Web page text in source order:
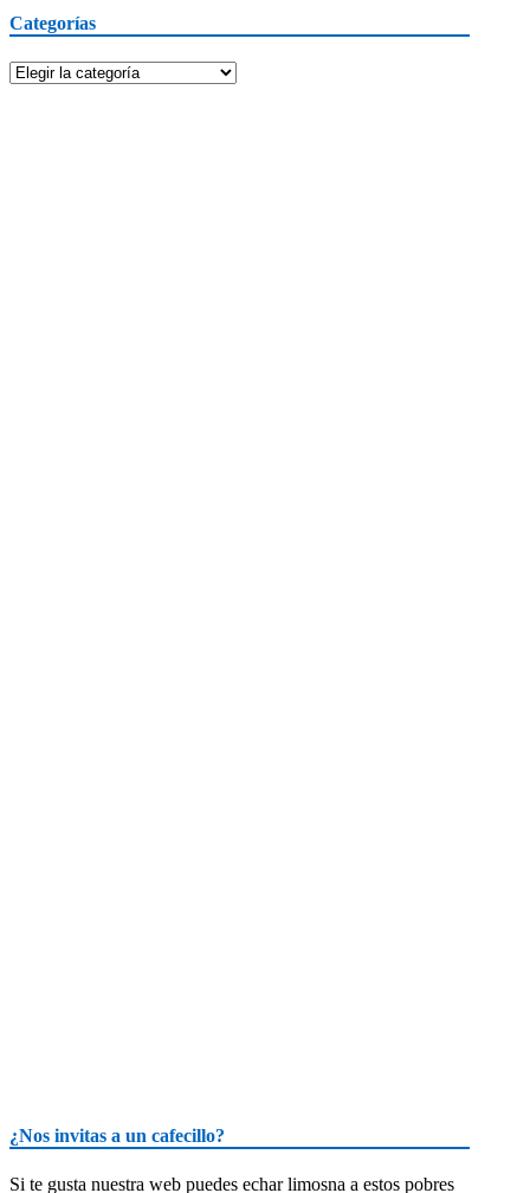
Categorías
Categorías
¿Nos invitas a un cafecillo?
Si te gusta nuestra web puedes echar limosna a estos pobres